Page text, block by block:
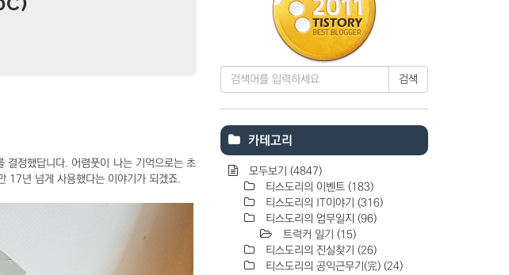
정했답니다. 어렴풋이 나는 기억으로는 초
17년 넘게 사용했다는 이야기가 되겠죠.
검색
카테고리
모두보기 (4847)
티스도리의 이벤트 (183)
티스도리의 IT이야기 (316)
티스도리의 업무일지 (96)
트럭커 일기 (15)
티스도리의 진실찾기 (26)
티스도리의 공익근무기(完) (24)